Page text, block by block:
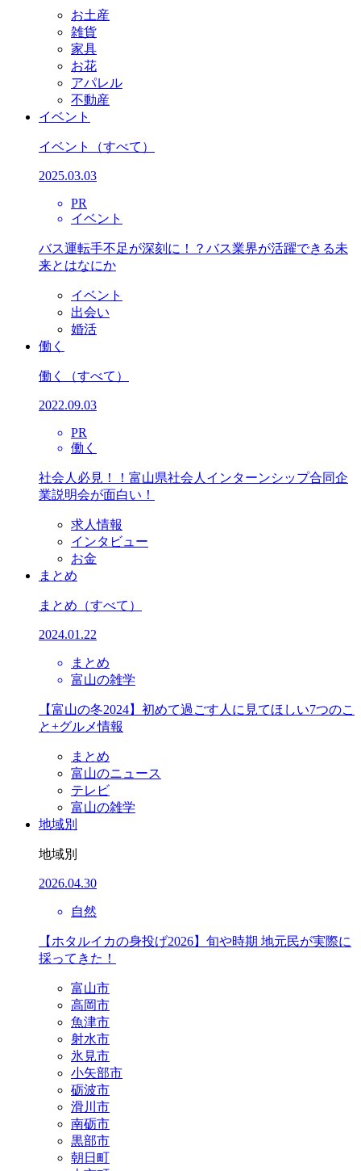
お土産
雑貨
家具
お花
アパレル
不動産
イベント
イベント （すべて）
2025.03.03
PR
イベント
バス運転手不足が深刻に！？バス業界が活躍できる未
来とはなにか
イベント
出会い
婚活
働く
働く （すべて）
2022.09.03
PR
働く
社会人必見！！富山県社会人インターンシップ合同企
業説明会が面白い！
求人情報
インタビュー
お金
まとめ
まとめ （すべて）
2024.01.22
まとめ
富山の雑学
【富山の冬2024】初めて過ごす人に見てほしい7つのこ
と+グルメ情報
まとめ
富山のニュース
テレビ
富山の雑学
地域別
地域別
2026.04.30
自然
【ホタルイカの身投げ2026】旬や時期 地元民が実際に
採ってきた！
富山市
高岡市
魚津市
射水市
氷見市
小矢部市
砺波市
滑川市
南砺市
黒部市
朝日町